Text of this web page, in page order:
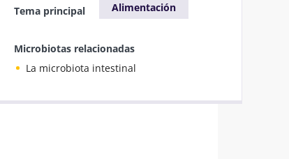
Tema principal Alimentación
Microbiotas relacionadas
La microbiota intestinal